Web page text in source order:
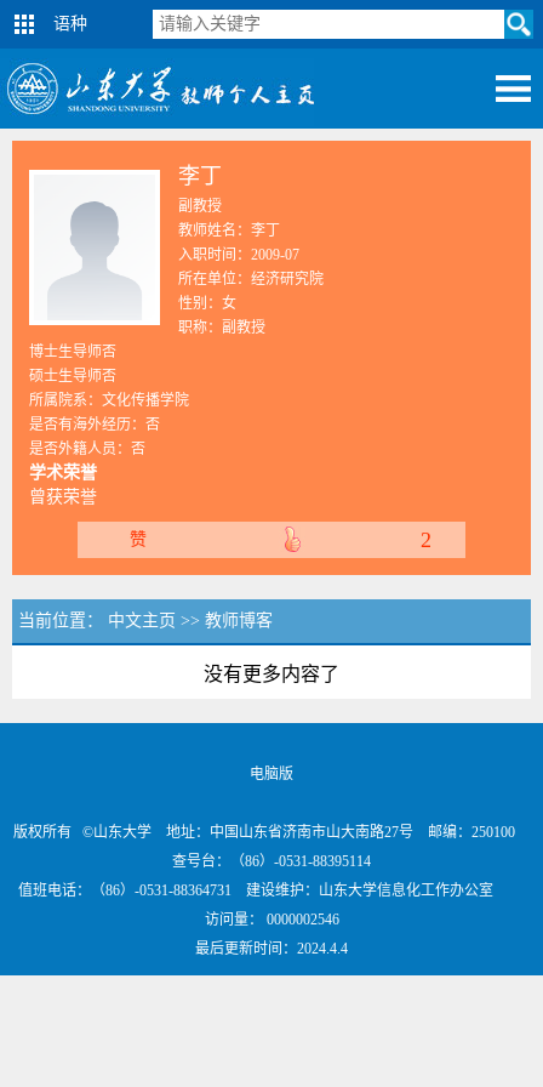
语种
李丁
副教授
教师姓名：李丁
入职时间：2009-07
所在单位：经济研究院
性别：女
职称：副教授
博士生导师否
硕士生导师否
所属院系：文化传播学院
是否有海外经历：否
是否外籍人员：否
学术荣誉
曾获荣誉
赞 2
当前位置： 中文主页 >> 教师博客
没有更多内容了
电脑版
版权所有 ©山东大学 地址：中国山东省济南市山大南路27号 邮编：250100
查号台：（86）-0531-88395114
值班电话：（86）-0531-88364731 建设维护：山东大学信息化工作办公室
访问量： 0000002546
最后更新时间： 2024.4.4